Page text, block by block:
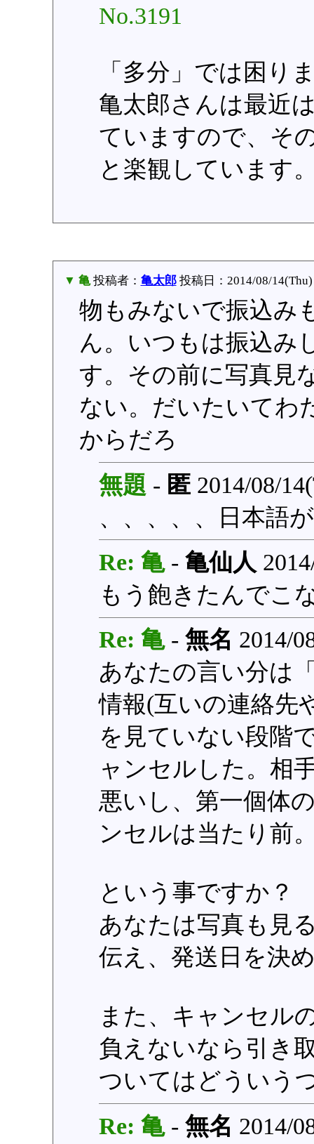
No.3191
「多分」では困り
亀太郎さんは最近
ていますので、そ
と楽観しています
▼ 亀投稿者： 亀太郎投稿日：2014/08/
物もみないで振込み
ん。いつもは振込み
す。その前に写真見
ない。だいたいてわ
からだろ
無題 - 匿2014/08/
、、、、、日本語
Re: 亀- 亀仙人
もう飽きたんでこ
Re: 亀- 無名 2014/
あなたの言い分は
情報(互いの連絡先
を見ていない段階
ャンセルした。相
悪いし、第一個体
ンセルは当たり前
という事ですか？
あなたは写真も見
伝え、発送日を決
また、キャンセル
負えないなら引き
ついてはどういう
Re: 亀- 無名 2014/